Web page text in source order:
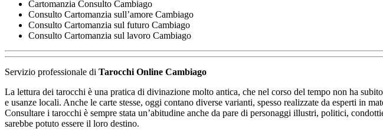
Cartomanzia Consulto Cambiago
Consulto Cartomanzia sull’amore Cambiago
Consulto Cartomanzia sul futuro Cambiago
Consulto Cartomanzia sul lavoro Cambiago
Servizio professionale di Tarocchi Online Cambiago
La lettura dei tarocchi è una pratica di divinazione molto antica, che nel corso del tempo non ha
e usanze locali. Anche le carte stesse, oggi contano diverse varianti, spesso realizzate da esperti in
Consultare i tarocchi è sempre stata un’abitudine anche da pare di personaggi illustri, politici,
sarebbe potuto essere il loro destino.